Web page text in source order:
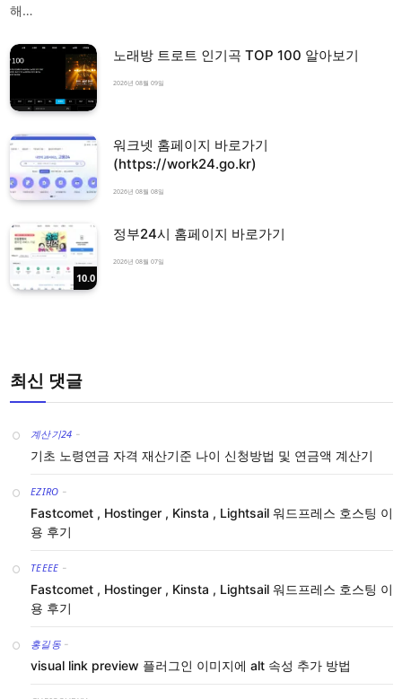
해…
노래방 트로트 인기곡 TOP 100 알아보기
2026년 08월 09일
워크넷 홈페이지 바로가기
(https://work24.go.kr)
2026년 08월 08일
10.0
정부24시 홈페이지 바로가기
2026년 08월 07일
최신 댓글
계산기24 -
기초 노령연금 자격 재산기준 나이 신청방법 및 연금액 계산기
EZIRO -
Fastcomet , Hostinger , Kinsta , Lightsail 워드프레스 호스팅 이
용 후기
TEEEE -
Fastcomet , Hostinger , Kinsta , Lightsail 워드프레스 호스팅 이
용 후기
홍길동 -
visual link preview 플러그인 이미지에 alt 속성 추가 방법